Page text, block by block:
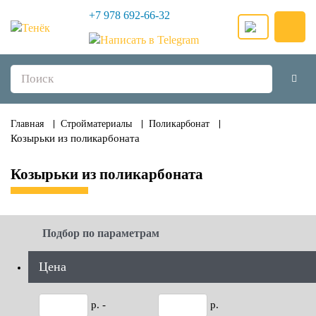
+7 978 692-66-32
Главная Стройматериалы Поликарбонат
Козырьки из поликарбоната
Козырьки из поликарбоната
Подбор по параметрам
Цена
р. - р.